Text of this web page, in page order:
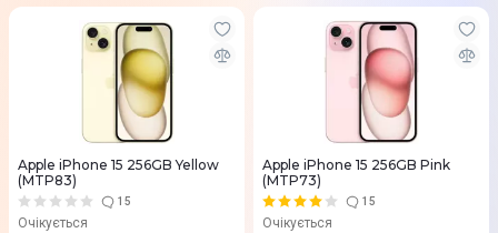
Apple iPhone 15 256GB Yellow
(MTP83)
15
Очікується
Apple iPhone 15 256GB Pink
(MTP73)
15
Очікується